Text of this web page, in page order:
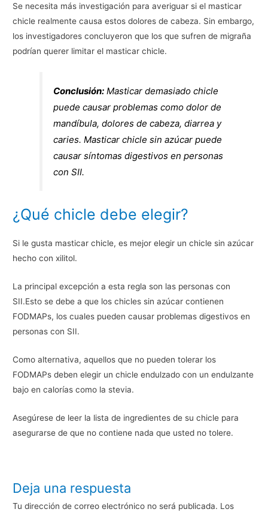
Se necesita más investigación para averiguar si el masticar
chicle realmente causa estos dolores de cabeza. Sin embargo,
los investigadores concluyeron que los que sufren de migraña
podrían querer limitar el masticar chicle.
Conclusión: Masticar demasiado chicle
puede causar problemas como dolor de
mandíbula, dolores de cabeza, diarrea y
caries. Masticar chicle sin azúcar puede
causar síntomas digestivos en personas
con SII.
¿Qué chicle debe elegir?
Si le gusta masticar chicle, es mejor elegir un chicle sin azúcar
hecho con xilitol.
La principal excepción a esta regla son las personas con
SII.Esto se debe a que los chicles sin azúcar contienen
FODMAPs, los cuales pueden causar problemas digestivos en
personas con SII.
Como alternativa, aquellos que no pueden tolerar los
FODMAPs deben elegir un chicle endulzado con un endulzante
bajo en calorías como la stevia.
Asegúrese de leer la lista de ingredientes de su chicle para
asegurarse de que no contiene nada que usted no tolere.
Deja una respuesta
Tu dirección de correo electrónico no será publicada. Los